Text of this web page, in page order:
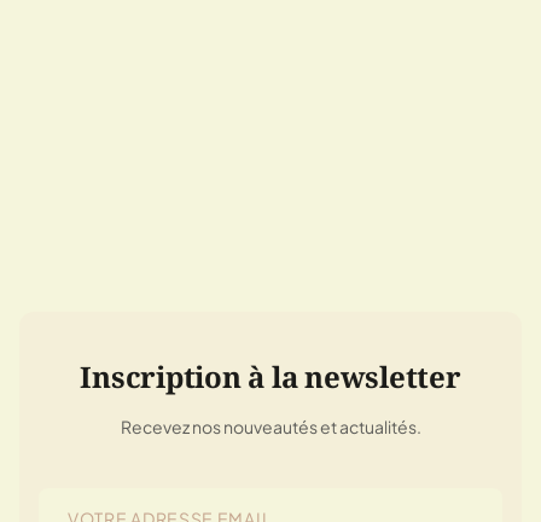
Inscription à la newsletter
Recevez nos nouveautés et actualités.